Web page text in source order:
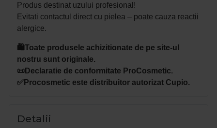
Produs destinat uzului profesional!
Evitati contactul direct cu pielea – poate cauza reactii
alergice.
🛍️Toate produsele achizitionate de pe site-ul
nostru sunt originale.
📜Declaratie de conformitate ProCosmetic.
✅Procosmetic este distribuitor autorizat Cupio.
Detalii